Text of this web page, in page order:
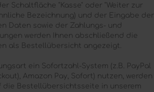
Schaltfläche "Kasse" oder "Weiter zur
Bezeichnung) und der Eingabe der
Daten sowie der Zahlungs- und
werden Ihnen abschließend die
als Bestellübersicht angezeigt.
ein Sofortzahl-System (z.B. PayPal
Amazon Pay, Sofort) nutzen, werden
die Bestellübersichtsseite in unserem